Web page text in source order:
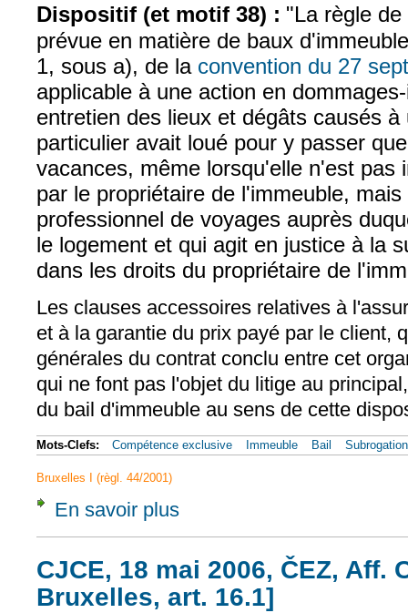
Dispositif (et motif 38) : "La règle
prévue en matière de baux
1, sous a), de la convention du 27
applicable à une action en
entretien des lieux et dégâts causés
particulier avait loué pour y passer
vacances, même lorsqu'elle n'est pas
par le propriétaire de l'immeuble,
professionnel de voyages auprès
le logement et qui agit en justice à la
dans les droits du propriétaire de
Les clauses accessoires relatives à
et à la garantie du prix payé par le client,
générales du contrat conclu entre cet
qui ne font pas l'objet du litige au
du bail d'immeuble au sens de cette
Mots-Clefs: Compétence exclusive Immeuble Bail Subrogation
Bruxelles I (règl. 44/2001)
En savoir plus
CJCE, 18 mai 2006, ČEZ, Aff.
Bruxelles, art. 16.1]